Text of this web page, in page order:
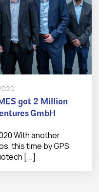
got 2 Million
GmbH
With another
this time by GPS
[...]